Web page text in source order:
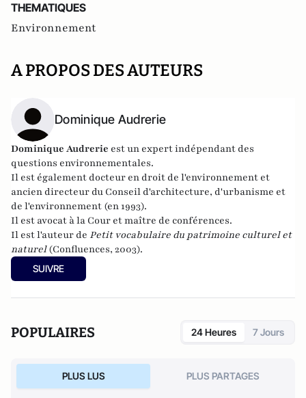
THEMATIQUES
Environnement
A PROPOS DES AUTEURS
Dominique Audrerie
Dominique Audrerie est un expert indépendant des
questions environnementales.
Il est également docteur en droit de l'environnement et
ancien directeur du Conseil d'architecture, d'urbanisme et
de l'environnement (en 1993).
Il est avocat à la Cour et maître de conférences.
Il est l'auteur de Petit vocabulaire du patrimoine culturel et
naturel(Confluences, 2003).
SUIVRE
POPULAIRES 24 Heures 7 Jours
PLUS LUS PLUS PARTAGES